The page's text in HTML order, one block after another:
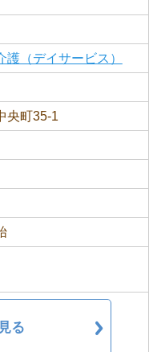
（デイサービス）
央町35-1
る